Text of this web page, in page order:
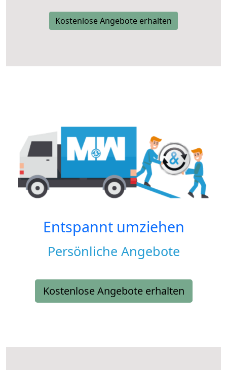
Kostenlose Angebote erhalten
Entspannt umziehen
Persönliche Angebote
Kostenlose Angebote erhalten